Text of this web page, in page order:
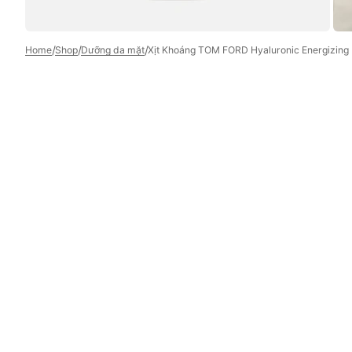
Home/Shop/Dưỡng da mặt/Xịt Khoáng TOM FORD Hyaluronic Energizing